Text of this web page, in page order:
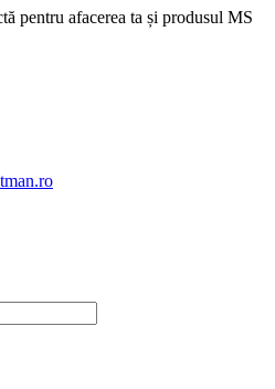
pentru afacerea ta și produsul MS